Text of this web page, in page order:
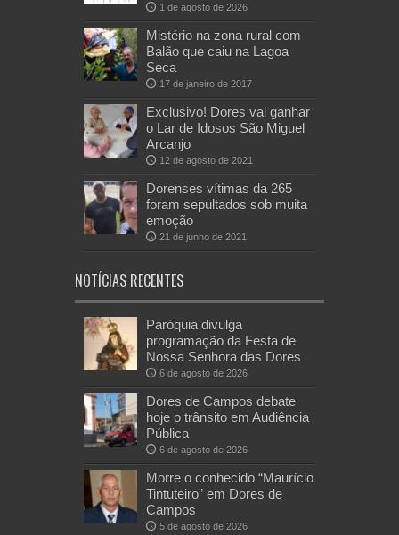
1 de agosto de 2026
Mistério na zona rural com
Balão que caiu na Lagoa
Seca
17 de janeiro de 2017
Exclusivo! Dores vai ganhar
o Lar de Idosos São Miguel
Arcanjo
12 de agosto de 2021
Dorenses vítimas da 265
foram sepultados sob muita
emoção
21 de junho de 2021
NOTÍCIAS RECENTES
Paróquia divulga
programação da Festa de
Nossa Senhora das Dores
6 de agosto de 2026
Dores de Campos debate
hoje o trânsito em Audiência
Pública
6 de agosto de 2026
Morre o conhecido “Maurício
Tintuteiro” em Dores de
Campos
5 de agosto de 2026